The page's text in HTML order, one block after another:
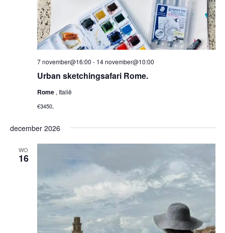
Urban sketchingsafari Rome.
7 november@16:00 - 14 november@10:00
Rome , Italië
€3450,
december 2026
WO
16